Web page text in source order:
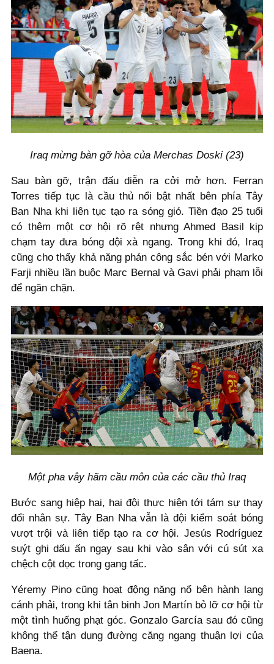
Iraq mừng bàn gỡ hòa của Merchas Doski (23)
Sau bàn gỡ, trận đấu diễn ra cởi mở hơn. Ferran
Torres tiếp tục là cầu thủ nổi bật nhất bên phía Tây
Ban Nha khi liên tục tạo ra sóng gió. Tiền đạo 25 tuổi
có thêm một cơ hội rõ rệt nhưng Ahmed Basil kịp
chạm tay đưa bóng dội xà ngang. Trong khi đó, Iraq
cũng cho thấy khả năng phản công sắc bén với Marko
Farji nhiều lần buộc Marc Bernal và Gavi phải phạm lỗi
để ngăn chặn.
Một pha vây hãm cầu môn của các cầu thủ Iraq
Bước sang hiệp hai, hai đội thực hiện tới tám sự thay
đổi nhân sự. Tây Ban Nha vẫn là đội kiểm soát bóng
vượt trội và liên tiếp tạo ra cơ hội. Jesús Rodríguez
suýt ghi dấu ấn ngay sau khi vào sân với cú sút xa
chệch cột dọc trong gang tấc.
Yéremy Pino cũng hoạt động năng nổ bên hành lang
cánh phải, trong khi tân binh Jon Martín bỏ lỡ cơ hội từ
một tình huống phạt góc. Gonzalo García sau đó cũng
không thể tận dụng đường căng ngang thuận lợi của
Baena.